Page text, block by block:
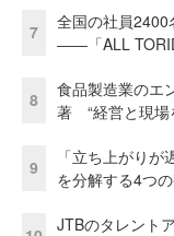
7
全国の社員2400
――「ALL
8
食品製造業のエ
著 “経営と現場
9
「立ち上がり
を分解する4つ
JTBのタレント